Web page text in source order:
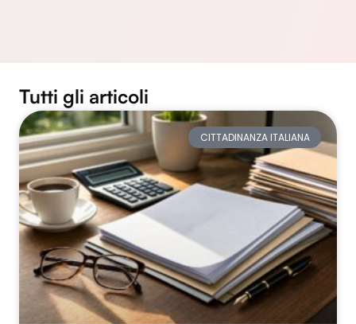
Tutti gli articoli
CITTADINANZA ITALIANA